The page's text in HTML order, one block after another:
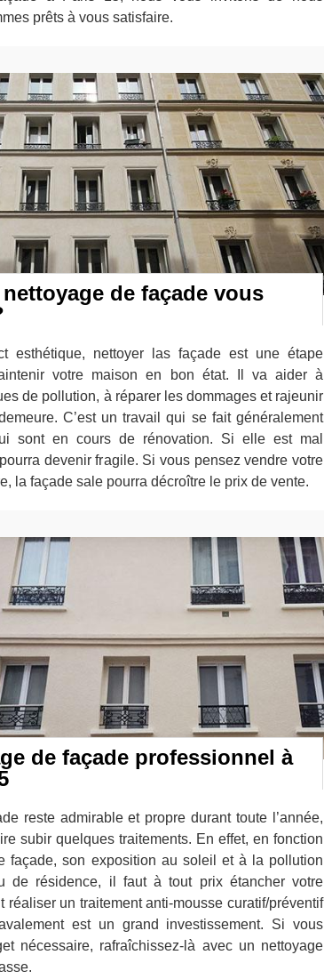
prêts à vous satisfaire.
de façade vous
esthétique, nettoyer las façade est une étape
votre maison en bon état. Il va aider à
de pollution, à réparer les dommages et rajeunir
C’est un travail qui se fait généralement
sont en cours de rénovation. Si elle est mal
devenir fragile. Si vous pensez vendre votre
la façade sale pourra décroître le prix de vente.
de façade professionnel à
reste admirable et propre durant toute l’année,
subir quelques traitements. En effet, en fonction
façade, son exposition au soleil et à la pollution
de résidence, il faut à tout prix étancher votre
réaliser un traitement anti-mousse curatif/préventif
est un grand investissement. Si vous
nécessaire, rafraîchissez-là avec un nettoyage